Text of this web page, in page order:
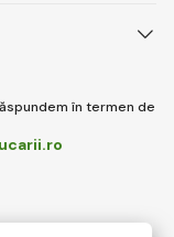
în termen de